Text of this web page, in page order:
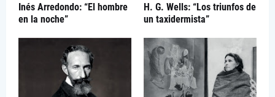
Inés Arredondo: “El hombre
en la noche”
H. G. Wells: “Los triunfos de
un taxidermista”